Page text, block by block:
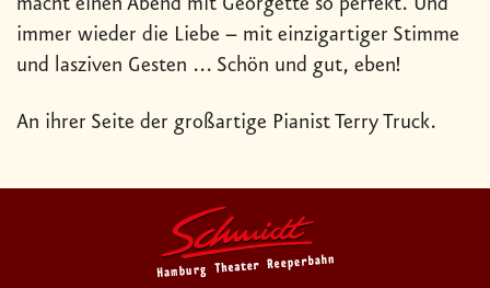
immer wieder die Liebe – mit einzigartiger Stimme
und lasziven Gesten ... Schön und gut, eben!
An ihrer Seite der großartige Pianist Terry Truck.